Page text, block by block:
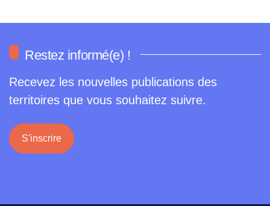
Restez informé(e) !
Recevez les nouvelles publications des
territoires que vous souhaitez suivre.
S'inscrire